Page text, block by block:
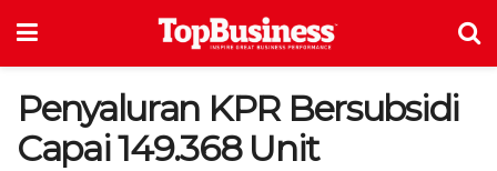
Penyaluran KPR Bersubsidi
Capai 149.368 Unit